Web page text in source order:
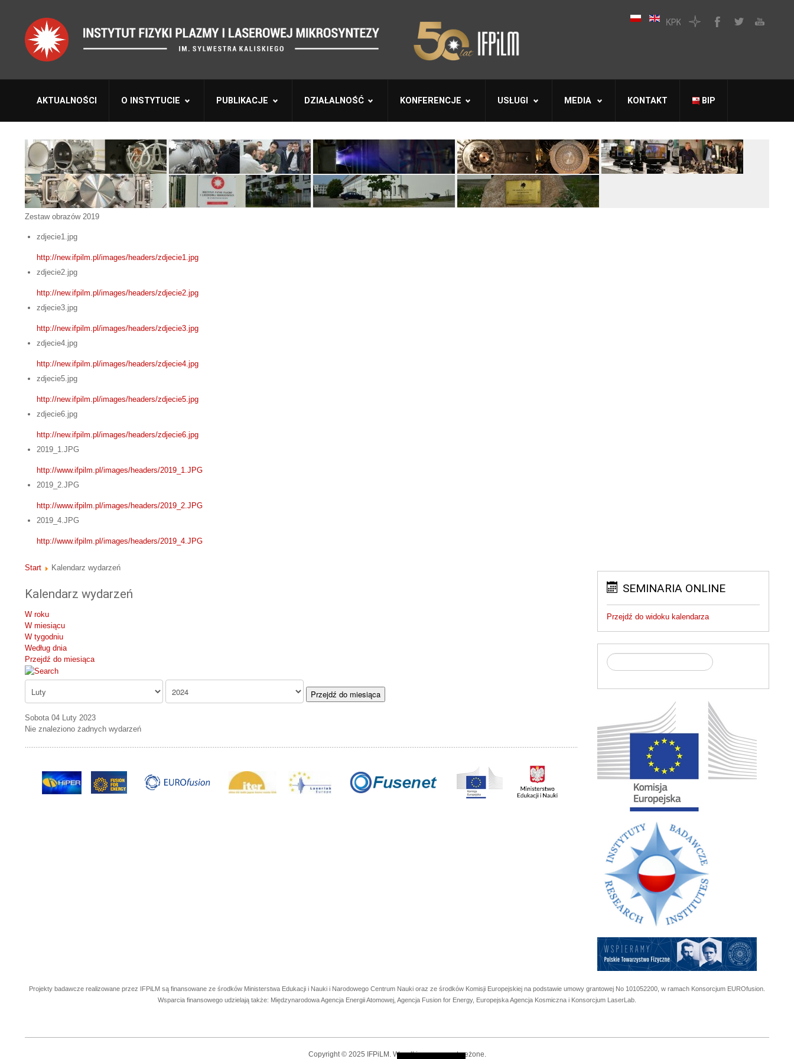
AKTUALNOŚCI O INSTYTUCIE PUBLIKACJE DZIAŁALNOŚĆ KONFERENCJE USŁUGI MEDIA KONTAKT BIP
Zestaw obrazów 2019
zdjecie1.jpg
http://new.ifpilm.pl/images/headers/zdjecie1.jpg
zdjecie2.jpg
http://new.ifpilm.pl/images/headers/zdjecie2.jpg
zdjecie3.jpg
http://new.ifpilm.pl/images/headers/zdjecie3.jpg
zdjecie4.jpg
http://new.ifpilm.pl/images/headers/zdjecie4.jpg
zdjecie5.jpg
http://new.ifpilm.pl/images/headers/zdjecie5.jpg
zdjecie6.jpg
http://new.ifpilm.pl/images/headers/zdjecie6.jpg
2019_1.JPG
http://www.ifpilm.pl/images/headers/2019_1.JPG
2019_2.JPG
http://www.ifpilm.pl/images/headers/2019_2.JPG
2019_4.JPG
http://www.ifpilm.pl/images/headers/2019_4.JPG
Start Kalendarz wydarzeń
Kalendarz wydarzeń
W roku
W miesiącu
W tygodniu
Według dnia
Przejdź do miesiąca
Przejdź do miesiąca
Sobota 04 Luty 2023
Nie znaleziono żadnych wydarzeń
SEMINARIA ONLINE
Przejdź do widoku kalendarza
Projekty badawcze realizowane przez IFPiLM są finansowane ze środków Ministerstwa Edukacji i Nauki i Narodowego Centrum Nauki oraz ze środków Komisji Europejskiej na podstawie umowy grantowej No 101052200, w ramach Konsorcjum EUROfusion.
Wsparcia finansowego udzielają także: Międzynarodowa Agencja Energii Atomowej, Agencja Fusion for Energy, Europejska Agencja Kosmiczna i Konsorcjum LaserLab.
Copyright © 2025 IFPiLM. Wszelkie prawa zastrzeżone.